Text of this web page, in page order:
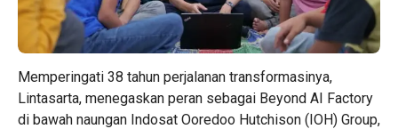
Memperingati 38 tahun perjalanan transformasinya,
Lintasarta, menegaskan peran sebagai Beyond AI Factory
di bawah naungan Indosat Ooredoo Hutchison (IOH) Group,